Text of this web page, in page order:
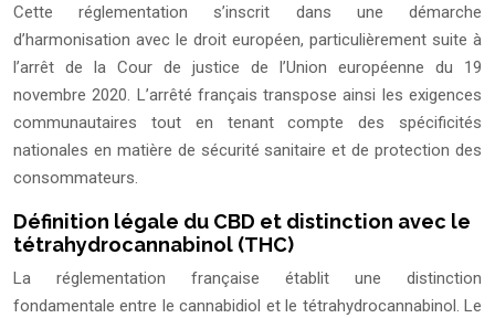
Cette réglementation s’inscrit dans une démarche
d’harmonisation avec le droit européen, particulièrement suite à
l’arrêt de la Cour de justice de l’Union européenne du 19
novembre 2020. L’arrêté français transpose ainsi les exigences
communautaires tout en tenant compte des spécificités
nationales en matière de sécurité sanitaire et de protection des
consommateurs.
Définition légale du CBD et distinction avec le
tétrahydrocannabinol (THC)
La réglementation française établit une distinction
fondamentale entre le cannabidiol et le tétrahydrocannabinol. Le